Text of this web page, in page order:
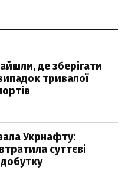
де зберігати
тривалої
Укрнафту:
суттєві